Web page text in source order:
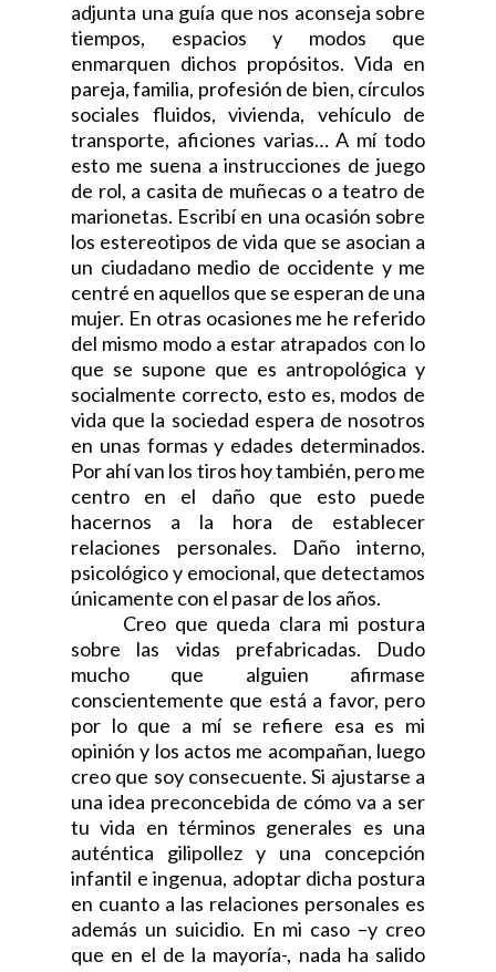
adjunta una guía que nos aconseja sobre
tiempos, espacios y modos que
enmarquen dichos propósitos. Vida en
pareja, familia, profesión de bien, círculos
sociales fluidos, vivienda, vehículo de
transporte, aficiones varias… A mí todo
esto me suena a instrucciones de juego
de rol, a casita de muñecas o a teatro de
marionetas. Escribí en una ocasión sobre
los estereotipos de vida que se asocian a
un ciudadano medio de occidente y me
centré en aquellos que se esperan de una
mujer. En otras ocasiones me he referido
del mismo modo a estar atrapados con lo
que se supone que es antropológica y
socialmente correcto, esto es, modos de
vida que la sociedad espera de nosotros
en unas formas y edades determinados.
Por ahí van los tiros hoy también, pero me
centro en el daño que esto puede
hacernos a la hora de establecer
relaciones personales. Daño interno,
psicológico y emocional, que detectamos
únicamente con el pasar de los años.
Creo que queda clara mi postura
sobre las vidas prefabricadas. Dudo
mucho que alguien afirmase
conscientemente que está a favor, pero
por lo que a mí se refiere esa es mi
opinión y los actos me acompañan, luego
creo que soy consecuente. Si ajustarse a
una idea preconcebida de cómo va a ser
tu vida en términos generales es una
auténtica gilipollez y una concepción
infantil e ingenua, adoptar dicha postura
en cuanto a las relaciones personales es
además un suicidio. En mi caso –y creo
que en el de la mayoría-, nada ha salido